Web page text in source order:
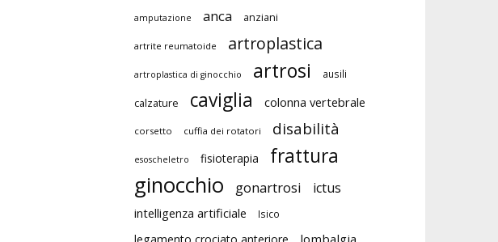
amputazione anca anziani
artrite reumatoide artroplastica
artroplastica di ginocchio artrosi ausili
calzature caviglia colonna vertebrale
corsetto cuffia dei rotatori disabilità
esoscheletro fisioterapia frattura
ginocchio gonartrosi ictus
intelligenza artificiale Isico
lombalgia